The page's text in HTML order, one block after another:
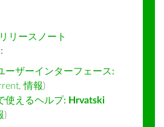
リースノート
ーザーインターフェース:
,情報)
使えるヘルプ: Hrvatski
)